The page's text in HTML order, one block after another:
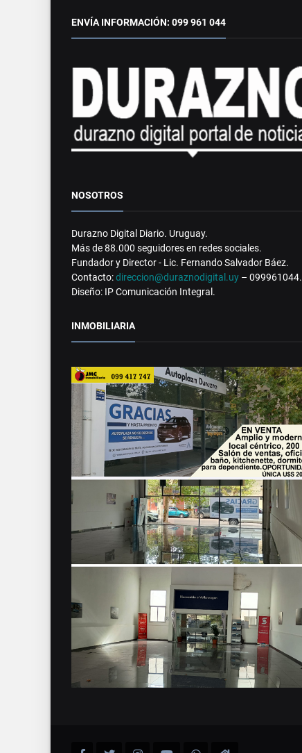
ENVÍA INFORMACIÓN: 099 961 044
NOSOTROS
Durazno Digital Diario. Uruguay.
Más de 88.000 seguidores en redes sociales.
Fundador y Director - Lic. Fernando Salvador Báez.
Contacto:direccion@duraznodigital.uy – 099961044.
Diseño: IP Comunicación Integral.
INMOBILIARIA